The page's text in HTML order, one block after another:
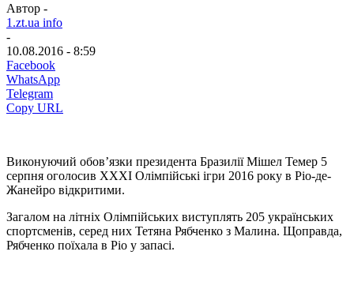
Автор -
1.zt.ua info
-
10.08.2016 - 8:59
Facebook
WhatsApp
Telegram
Copy URL
Виконуючий обов’язки президента Бразилії Мішел Темер 5
серпня оголосив XXXI Олімпійські ігри 2016 року в Ріо-де-
Жанейро відкритими.
Загалом на літніх Олімпійських виступлять 205 українських
спортсменів, серед них Тетяна Рябченко з Малина. Щоправда,
Рябченко поїхала в Ріо у запасі.